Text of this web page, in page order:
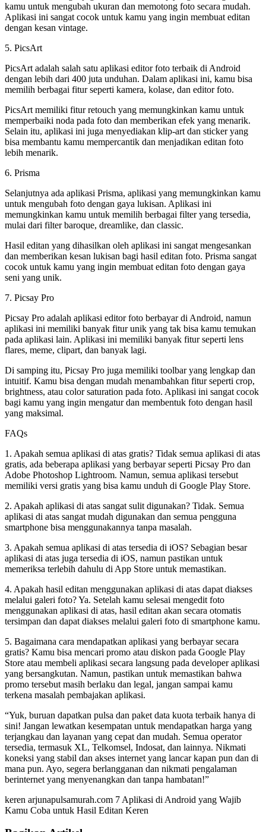
kamu untuk mengubah ukuran dan memotong foto secara mudah.
Aplikasi ini sangat cocok untuk kamu yang ingin membuat editan
dengan kesan vintage.
5. PicsArt
PicsArt adalah salah satu aplikasi editor foto terbaik di Android
dengan lebih dari 400 juta unduhan. Dalam aplikasi ini, kamu bisa
memilih berbagai fitur seperti kamera, kolase, dan editor foto.
PicsArt memiliki fitur retouch yang memungkinkan kamu untuk
memperbaiki noda pada foto dan memberikan efek yang menarik.
Selain itu, aplikasi ini juga menyediakan klip-art dan sticker yang
bisa membantu kamu mempercantik dan menjadikan editan foto
lebih menarik.
6. Prisma
Selanjutnya ada aplikasi Prisma, aplikasi yang memungkinkan kamu
untuk mengubah foto dengan gaya lukisan. Aplikasi ini
memungkinkan kamu untuk memilih berbagai filter yang tersedia,
mulai dari filter baroque, dreamlike, dan classic.
Hasil editan yang dihasilkan oleh aplikasi ini sangat mengesankan
dan memberikan kesan lukisan bagi hasil editan foto. Prisma sangat
cocok untuk kamu yang ingin membuat editan foto dengan gaya
seni yang unik.
7. Picsay Pro
Picsay Pro adalah aplikasi editor foto berbayar di Android, namun
aplikasi ini memiliki banyak fitur unik yang tak bisa kamu temukan
pada aplikasi lain. Aplikasi ini memiliki banyak fitur seperti lens
flares, meme, clipart, dan banyak lagi.
Di samping itu, Picsay Pro juga memiliki toolbar yang lengkap dan
intuitif. Kamu bisa dengan mudah menambahkan fitur seperti crop,
brightness, atau color saturation pada foto. Aplikasi ini sangat cocok
bagi kamu yang ingin mengatur dan membentuk foto dengan hasil
yang maksimal.
FAQs
1. Apakah semua aplikasi di atas gratis? Tidak semua aplikasi di atas
gratis, ada beberapa aplikasi yang berbayar seperti Picsay Pro dan
Adobe Photoshop Lightroom. Namun, semua aplikasi tersebut
memiliki versi gratis yang bisa kamu unduh di Google Play Store.
2. Apakah aplikasi di atas sangat sulit digunakan? Tidak. Semua
aplikasi di atas sangat mudah digunakan dan semua pengguna
smartphone bisa menggunakannya tanpa masalah.
3. Apakah semua aplikasi di atas tersedia di iOS? Sebagian besar
aplikasi di atas juga tersedia di iOS, namun pastikan untuk
memeriksa terlebih dahulu di App Store untuk memastikan.
4. Apakah hasil editan menggunakan aplikasi di atas dapat diakses
melalui galeri foto? Ya. Setelah kamu selesai mengedit foto
menggunakan aplikasi di atas, hasil editan akan secara otomatis
tersimpan dan dapat diakses melalui galeri foto di smartphone kamu.
5. Bagaimana cara mendapatkan aplikasi yang berbayar secara
gratis? Kamu bisa mencari promo atau diskon pada Google Play
Store atau membeli aplikasi secara langsung pada developer aplikasi
yang bersangkutan. Namun, pastikan untuk memastikan bahwa
promo tersebut masih berlaku dan legal, jangan sampai kamu
terkena masalah pembajakan aplikasi.
“Yuk, buruan dapatkan pulsa dan paket data kuota terbaik hanya di
sini! Jangan lewatkan kesempatan untuk mendapatkan harga yang
terjangkau dan layanan yang cepat dan mudah. Semua operator
tersedia, termasuk XL, Telkomsel, Indosat, dan lainnya. Nikmati
koneksi yang stabil dan akses internet yang lancar kapan pun dan di
mana pun. Ayo, segera berlangganan dan nikmati pengalaman
berinternet yang menyenangkan dan tanpa hambatan!”
keren arjunapulsamurah.com 7 Aplikasi di Android yang Wajib
Kamu Coba untuk Hasil Editan Keren